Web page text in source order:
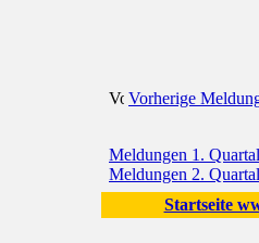
Vorherige
Meldungen 1.
Meldungen 2.
Startseite